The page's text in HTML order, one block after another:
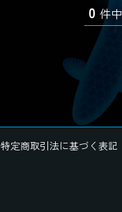
0 件中
特定商取引法に基づく表記